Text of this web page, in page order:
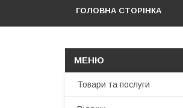
ГОЛОВНА СТОРІНКА
Товари та послуги